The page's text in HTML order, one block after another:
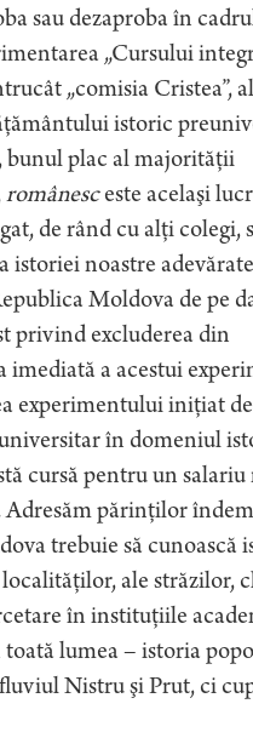
sau dezaproba în
„Cursului
„comisia Cristea”,
istoric
bunul plac al majorităţii
românesceste acelaşi
de rând cu alţi colegi,
istoriei noastre
Moldova de pe
privind excluderea din
imediată a acestui
experimentului iniţiat de
în domeniul
cursă pentru un
Adresăm părinţilor
trebuie să cunoască
ale străzilor,
în instituţiile
toată lumea – istoria
Nistru şi Prut, ci